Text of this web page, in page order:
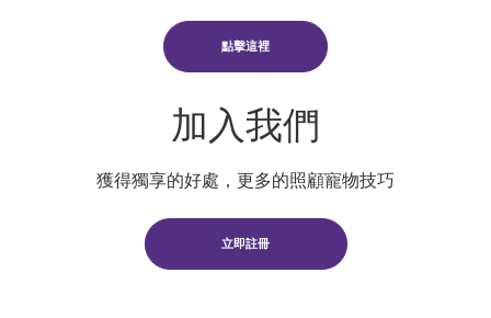
點擊這裡
加入我們
獲得獨享的好處，更多的照顧寵物技巧
立即註冊